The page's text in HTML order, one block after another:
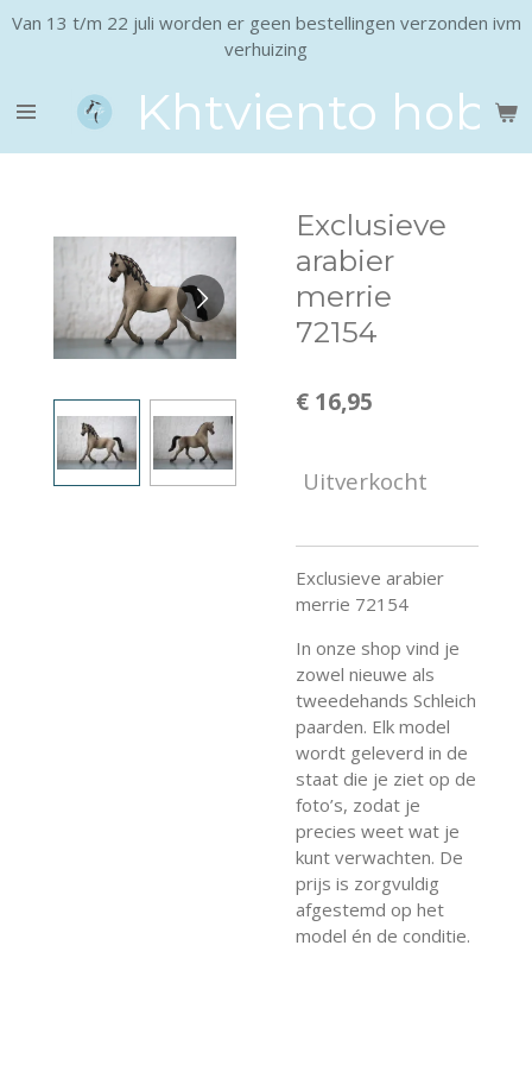
Ga
de
hoofdinhoud
Khtviento
Van 13 t/m 22 juli worden er geen bestellingen verzonden ivm
verhuizing
Exclusieve
arabier
merrie
72154
€ 16,95
Uitverkocht
Exclusieve arabier
merrie 72154
In onze shop vind je
zowel nieuwe als
tweedehands Schleich
paarden. Elk model
wordt geleverd in de
staat die je ziet op de
foto’s, zodat je
precies weet wat je
kunt verwachten. De
prijs is zorgvuldig
afgestemd op het
model én de conditie.